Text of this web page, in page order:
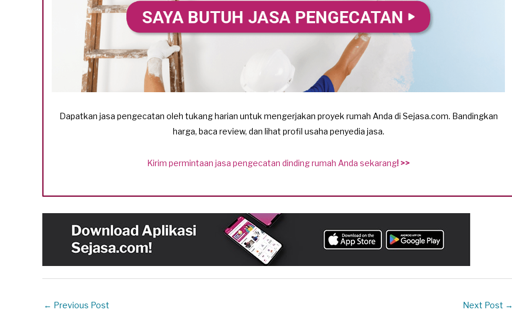
Dapatkan jasa pengecatan oleh tukang harian untuk mengerjakan proyek rumah Anda di Sejasa.com. Bandingkan
harga, baca review, dan lihat profil usaha penyedia jasa.
Kirim permintaan jasa pengecatan dinding rumah Anda sekarang! >>
← Previous Post Next Post →